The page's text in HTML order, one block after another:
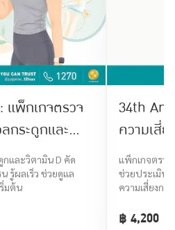
พ็กเกจตรวจ
กระดูกและ
และวิตามิน D คัด
รู้ผลเร็ว ช่วยดูแล
มต้น
34th
ความเสี่
แพ็กเกจตรว
ช่วยประเมิน
ความเสี่ยงก
฿ 4,200